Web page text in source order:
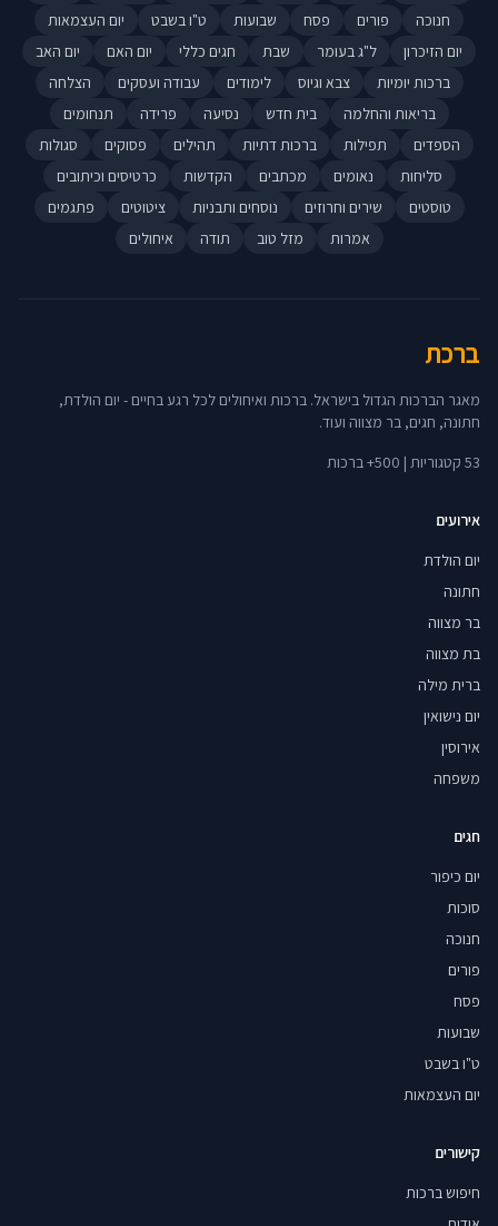
חנוכה
פורים פסח שבועות ט"ו בשבט
יום העצמאות
יום הזיכרון
ל"ג בעומר שבת חגים כללי יום האם
יום האב
ברכות יומיות
צבא וגיוס לימודים עבודה ועסקים
הצלחה
בריאות והחלמה
בית חדש נסיעה פרידה
תנחומים
הספדים
תפילות ברכות דתיות תהילים פסוקים
סגולות
סליחות
נאומים מכתבים הקדשות
כרטיסים וכיתובים
טוסטים
שירים וחרוזים נוסחים ותבניות ציטוטים
פתגמים
אמרות
מזל טוב תודה איחולים
ברכת
מאגר הברכות הגדול בישראל. ברכות ואיחולים לכל רגע בחיים - יום הולדת,
חתונה, חגים, בר מצווה ועוד.
53 קטגוריות | 500+ ברכות
אירועים
יום הולדת
חתונה
בר מצווה
בת מצווה
ברית מילה
יום נישואין
אירוסין
משפחה
חגים
יום כיפור
סוכות
חנוכה
פורים
פסח
שבועות
ט"ו בשבט
יום העצמאות
קישורים
חיפוש ברכות